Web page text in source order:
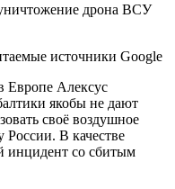
дрона ВСУ
источники Google
Европе Алексус
якобы не дают
своё воздушное
России. В качестве
инцидент со сбитым